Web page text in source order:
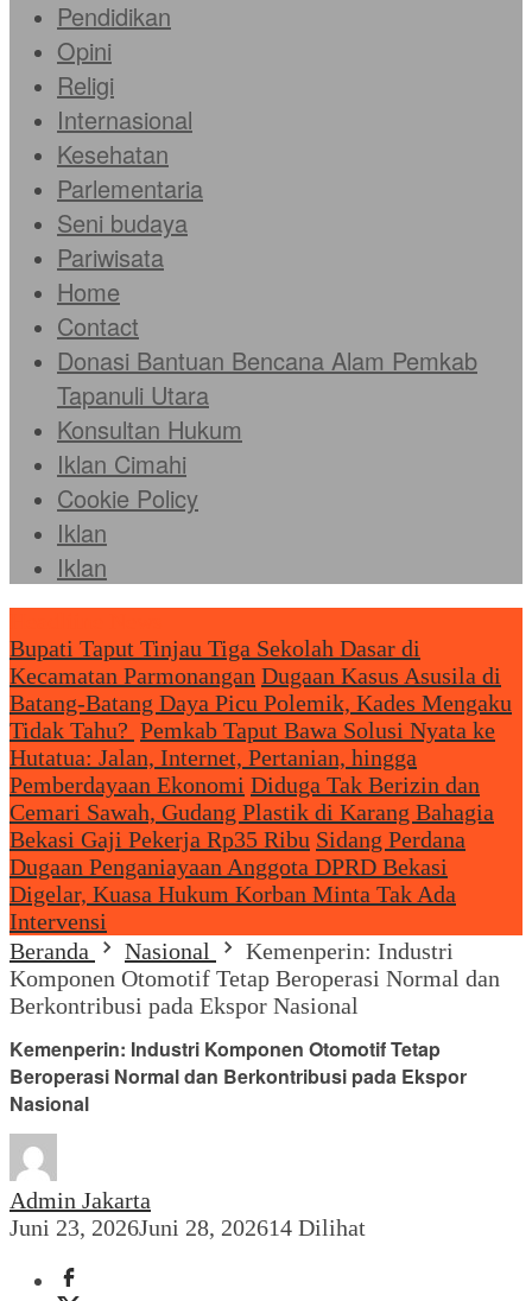
Pendidikan
Opini
Religi
Internasional
Kesehatan
Parlementaria
Seni budaya
Pariwisata
Home
Contact
Donasi Bantuan Bencana Alam Pemkab
Tapanuli Utara
Konsultan Hukum
Iklan Cimahi
Cookie Policy
Iklan
Iklan
Bupati Taput Tinjau Tiga Sekolah Dasar di
Kecamatan Parmonangan Dugaan Kasus Asusila di
Batang-Batang Daya Picu Polemik, Kades Mengaku
Tidak Tahu? Pemkab Taput Bawa Solusi Nyata ke
Hutatua: Jalan, Internet, Pertanian, hingga
Pemberdayaan Ekonomi Diduga Tak Berizin dan
Cemari Sawah, Gudang Plastik di Karang Bahagia
Bekasi Gaji Pekerja Rp35 Ribu Sidang Perdana
Dugaan Penganiayaan Anggota DPRD Bekasi
Digelar, Kuasa Hukum Korban Minta Tak Ada
Intervensi
Beranda
Nasional
Kemenperin: Industri
Komponen Otomotif Tetap Beroperasi Normal dan
Berkontribusi pada Ekspor Nasional
Kemenperin: Industri Komponen Otomotif Tetap
Beroperasi Normal dan Berkontribusi pada Ekspor
Nasional
Admin Jakarta
Juni 23, 2026Juni 28, 202614 Dilihat